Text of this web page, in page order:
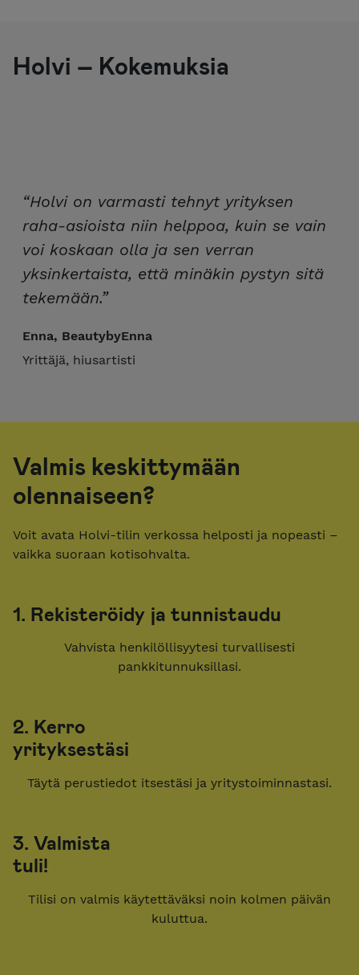
Holvi – Kokemuksia
“Holvi on varmasti tehnyt yrityksen
raha-asioista niin helppoa, kuin se vain
voi koskaan olla ja sen verran
yksinkertaista, että minäkin pystyn sitä
tekemään.”
Enna, BeautybyEnna
Yrittäjä, hiusartisti
Valmis keskittymään
olennaiseen?
Voit avata Holvi-tilin verkossa helposti ja nopeasti –
vaikka suoraan kotisohvalta.
1. Rekisteröidy ja tunnistaudu
Vahvista henkilöllisyytesi turvallisesti
pankkitunnuksillasi.
2. Kerro
yrityksestäsi
Täytä perustiedot itsestäsi ja yritystoiminnastasi.
3. Valmista
tuli!
Tilisi on valmis käytettäväksi noin kolmen päivän
kuluttua.